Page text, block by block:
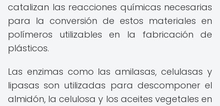
catalizan las reacciones químicas necesarias
para la conversión de estos materiales en
polímeros utilizables en la fabricación de
plásticos.
Las enzimas como las amilasas, celulasas y
lipasas son utilizadas para descomponer el
almidón, la celulosa y los aceites vegetales en